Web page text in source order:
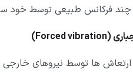
چند فرکانس طبیعی توسط خود
(Forced vibration)
ها توسط نیروهای خارجی